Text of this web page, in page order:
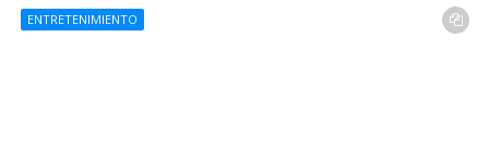
ENTRETENIMIENTO